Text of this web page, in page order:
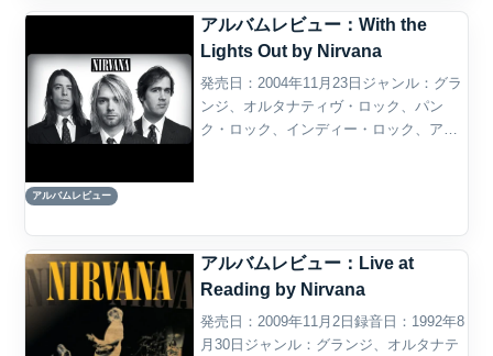
アルバムレビュー
アルバムレビュー：With the
Lights Out by Nirvana
発売日：2004年11月23日ジャンル：グラ
ンジ、オルタナティヴ・ロック、パン
ク・ロック、インディー・ロック、アコ
アルバムレビュー：Live at
Reading by Nirvana
発売日：2009年11月2日録音日：1992年8
月30日ジャンル：グランジ、オルタナテ